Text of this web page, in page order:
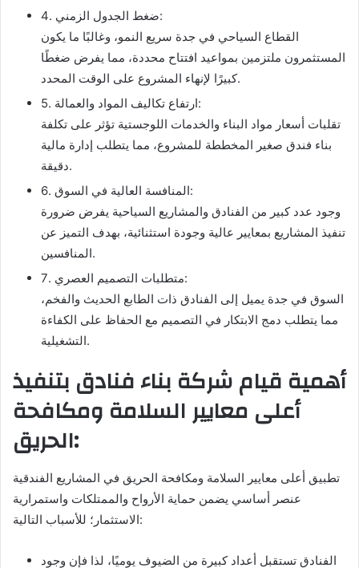
4. ضغط الجدول الزمني:
القطاع السياحي في جدة سريع النمو، وغالبًا ما يكون
المستثمرون ملتزمين بمواعيد افتتاح محددة، مما يفرض ضغطًا
كبيرًا لإنهاء المشروع على الوقت المحدد.
5. ارتفاع تكاليف المواد والعمالة:
تقلبات أسعار مواد البناء والخدمات اللوجستية تؤثر على تكلفة
بناء فندق صغير المخططة للمشروع، مما يتطلب إدارة مالية
دقيقة.
6. المنافسة العالية في السوق:
وجود عدد كبير من الفنادق والمشاريع السياحية يفرض ضرورة
تنفيذ المشاريع بمعايير عالية وجودة استثنائية، بهدف التميز عن
المنافسين.
7. متطلبات التصميم العصري:
السوق في جدة يميل إلى الفنادق ذات الطابع الحديث والفخم،
مما يتطلب دمج الابتكار في التصميم مع الحفاظ على الكفاءة
التشغيلية.
أهمية قيام شركة بناء فنادق بتنفيذ
أعلى معايير السلامة ومكافحة
الحريق:
تطبيق أعلى معايير السلامة ومكافحة الحريق في المشاريع الفندقية
عنصر أساسي يضمن حماية الأرواح والممتلكات واستمرارية
الاستثمار؛ للأسباب التالية:
الفنادق تستقبل أعداد كبيرة من الضيوف يوميًا، لذا فإن وجود